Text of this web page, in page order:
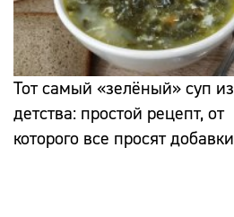
Тот самый «зелёный» суп из
детства: простой рецепт, от
которого все просят добавки